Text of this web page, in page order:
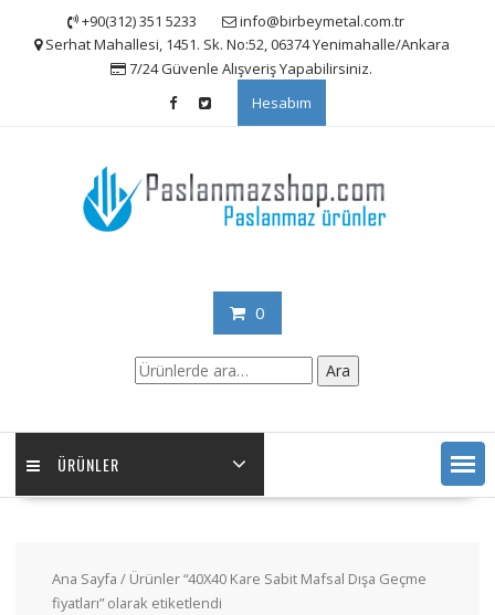
+90(312) 351 5233
info@birbeymetal.com.tr
Serhat Mahallesi, 1451. Sk. No:52, 06374 Yenimahalle/Ankara
7/24 Güvenle Alışveriş Yapabilirsiniz.
Hesabım
0
Ara: Ara
ÜRÜNLER
Ana Sayfa / Ürünler “40X40 Kare Sabit Mafsal Dışa Geçme
fiyatları” olarak etiketlendi